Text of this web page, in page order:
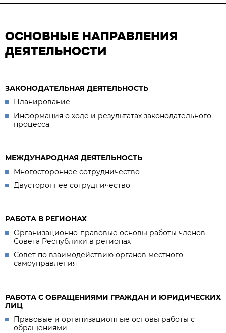
ОСНОВНЫЕ НАПРАВЛЕНИЯ
ДЕЯТЕЛЬНОСТИ
ЗАКОНОДАТЕЛЬНАЯ ДЕЯТЕЛЬНОСТЬ
Планирование
Информация о ходе и результатах законодательного
процесса
МЕЖДУНАРОДНАЯ ДЕЯТЕЛЬНОСТЬ
Многостороннее сотрудничество
Двустороннее сотрудничество
РАБОТА В РЕГИОНАХ
Организационно-правовые основы работы членов
Совета Республики в регионах
Совет по взаимодействию органов местного
самоуправления
РАБОТА С ОБРАЩЕНИЯМИ ГРАЖДАН И ЮРИДИЧЕСКИХ
ЛИЦ
Правовые и организационные основы работы с
обращениями